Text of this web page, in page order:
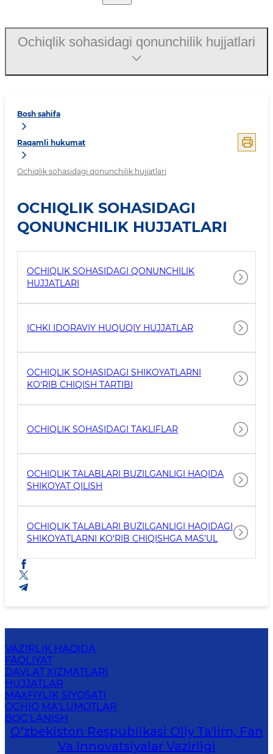
Bosh sahifa
Raqamli hukumat
Ochiqlik sohasidagi qonunchilik hujjatlari
OCHIQLIK SOHASIDAGI
QONUNCHILIK HUJJATLARI
OCHIQLIK SOHASIDAGI QONUNCHILIK
HUJJATLARI
ICHKI IDORAVIY HUQUQIY HUJJATLAR
OCHIQLIK SOHASIDAGI SHIKOYATLARNI
KO‘RIB CHIQISH TARTIBI
OCHIQLIK SOHASIDAGI TAKLIFLAR
OCHIQLIK TALABLARI BUZILGANLIGI HAQIDA
SHIKOYAT QILISH
OCHIQLIK TALABLARI BUZILGANLIGI HAQIDAGI
SHIKOYATLARNI KO‘RIB CHIQISHGA MAS’UL
Ochiqlik sohasidagi qonunchilik hujjatlari
VAZIRLIK HAQIDA
FAOLIYAT
DAVLAT XIZMATLARI
HUJJATLAR
MAXFIYLIK SIYOSATI
OCHIQ MA’LUMOTLAR
BOG‘LANISH
O‘zbekiston Respublikasi Oliy Taʼlim, Fan
Va Innovatsiyalar Vazirligi